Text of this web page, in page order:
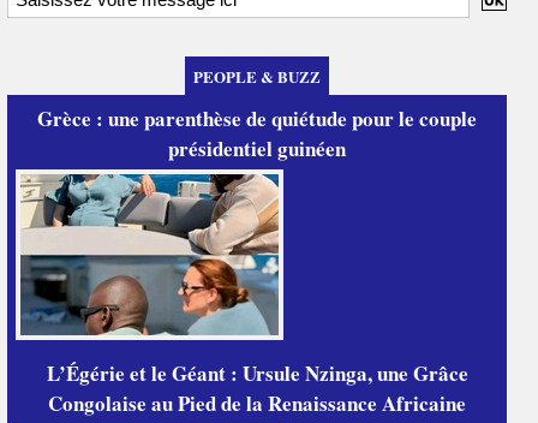
PEOPLE & BUZZ
Grèce : une parenthèse de quiétude pour le couple
présidentiel guinéen
L’Égérie et le Géant : Ursule Nzinga, une Grâce
Congolaise au Pied de la Renaissance Africaine